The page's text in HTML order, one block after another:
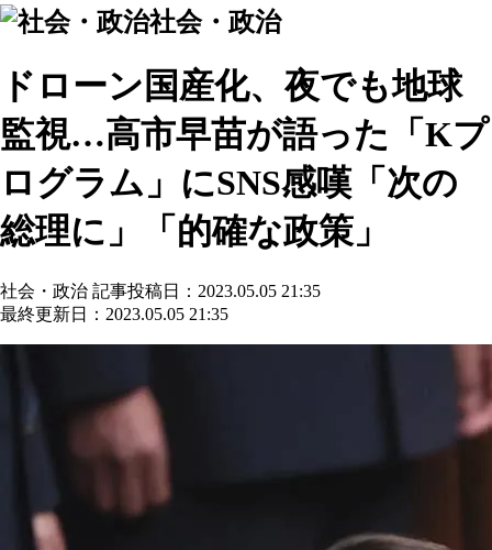
社会・政治
ドローン国産化、夜でも地球
監視…高市早苗が語った「Kプ
ログラム」にSNS感嘆「次の
総理に」「的確な政策」
社会・政治 記事投稿日：2023.05.05 21:35
最終更新日：2023.05.05 21:35